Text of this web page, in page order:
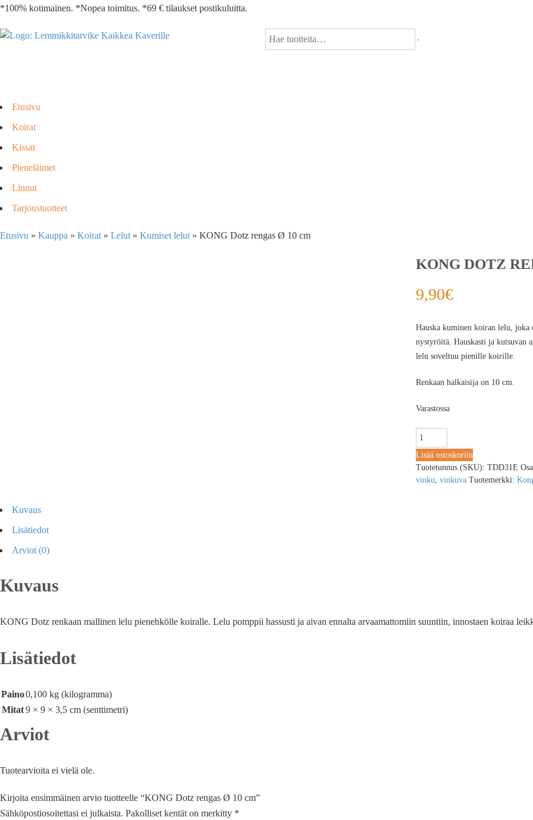
*100% kotimainen. *Nopea toimitus. *69 € tilaukset postikuluitta.
Etusivu
Koirat
Kissat
Pieneläimet
Linnut
Tarjoustuotteet
Etusivu » Kauppa » Koirat » Lelut » Kumiset lelut » KONG Dotz rengas Ø 10 cm
KONG DOTZ
9,90€
Hauska kuminen koiran lelu, joka
nystyröitä. Hauskasti ja kutsuvan
lelu soveltuu pienille koirille.
Renkaan halkaisija on 10 cm.
Varastossa
Lisää ostoskoriin
Tuotetunnus (SKU): TDD31E
vinku vinkuva Tuotemerkki:
Kuvaus
Lisätiedot
Arviot (0)
Kuvaus
KONG Dotz renkaan mallinen lelu pienehkölle koiralle. Lelu pomppii hassusti ja aivan ennalta arvaamattomiin suuntiin, innostaen koiraa
Lisätiedot
Paino0,100 kg (kilogramma)
Mitat9 × 9 × 3,5 cm (senttimetri)
Arviot
Tuotearvioita ei vielä ole.
Kirjoita ensimmäinen arvio tuotteelle “KONG Dotz rengas Ø 10 cm”
Sähköpostiosoitettasi ei julkaista. Pakolliset kentät on merkitty *